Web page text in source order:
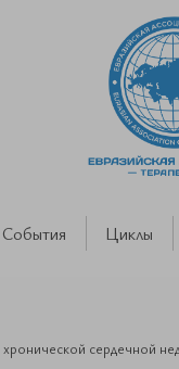
События Циклы
сердечной